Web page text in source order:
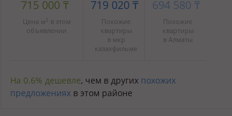
715 000 ₸
Цена м
в этом
объявлении
719 020 ₸
Похожие
квартиры
в мкр
казахфильме
694 580 ₸
Похожие
квартиры
в Алматы
На 0.6% дешевле, чем в других похожих
предложениях в этом районе